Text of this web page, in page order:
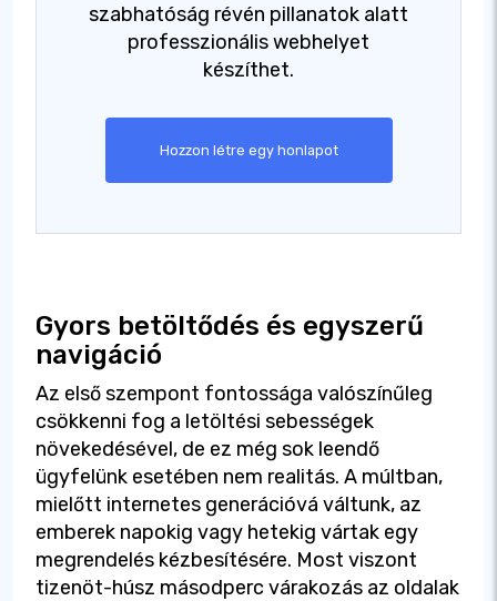
szabhatóság révén pillanatok alatt
professzionális webhelyet
készíthet.
Hozzon létre egy honlapot
Gyors betöltődés és egyszerű
navigáció
Az első szempont fontossága valószínűleg
csökkenni fog a letöltési sebességek
növekedésével, de ez még sok leendő
ügyfelünk esetében nem realitás. A múltban,
mielőtt internetes generációvá váltunk, az
emberek napokig vagy hetekig vártak egy
megrendelés kézbesítésére. Most viszont
tizenöt-húsz másodperc várakozás az oldalak